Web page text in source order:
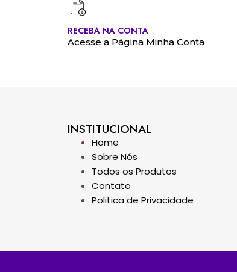
RECEBA NA CONTA
Acesse a Página Minha Conta
INSTITUCIONAL
Home
Sobre Nós
Todos os Produtos
Contato
Politica de Privacidade